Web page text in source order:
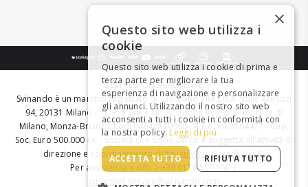
BEVI RESPONSABILMENTE
Svinando è un marchio registrato di Giordano Vini S.p.A. Viale Abruzzi
94, 20131 Milano - - C.F., P.IVA e Nr. Iscrizione Registro Imprese di
Milano, Monza-Brianza, Lodi 04642870960 - R.E.A. MI-2564477 - Cap.
Soc. Euro 500.000 i.v. - Società con Socio Unico e soggetta all'attività di
direzione e coordinamento diItalian Wine Brands S.p.A.
Per assistenza e info > +39 0173 550 550 |
customer.service@svinando.com
×
Questo sito web utilizza i
cookie
Questo sito web utilizza i cookie di prima e
terza parte per migliorare la tua
esperienza di navigazione e personalizzare
gli annunci. Utilizzando il nostro sito web
acconsenti a tutti i cookie in conformità con
la nostra policy. Leggi di più
ACCETTA TUTTO RIFIUTA TUTTO